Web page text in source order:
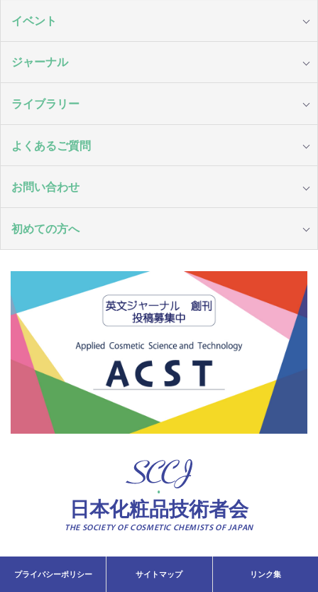
イベント
ジャーナル
ライブラリー
よくあるご質問
お問い合わせ
初めての方へ
日本化粧品技術者会
THE SOCIETY OF COSMETIC CHEMISTS OF JAPAN
プライバシーポリシー サイトマップ リンク集